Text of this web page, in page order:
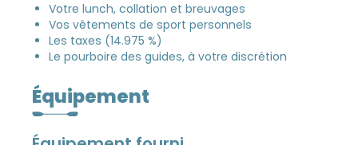
Votre lunch, collation et breuvages
Vos vêtements de sport personnels
Les taxes (14.975 %)
Le pourboire des guides, à votre discrétion
Équipement